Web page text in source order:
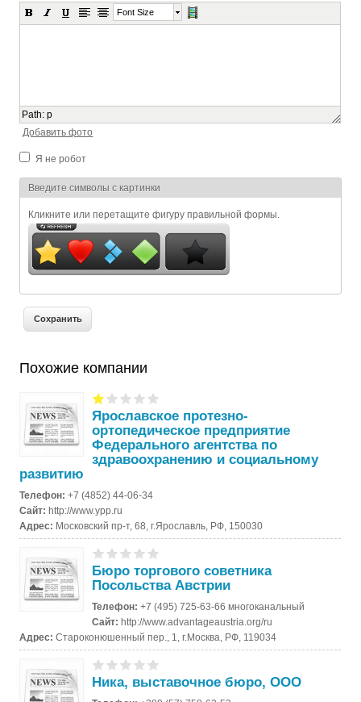
Font Size
Path:p
Добавить фото
Я не робот
Я спамер
Введите символы с картинки
Кликните или перетащите фигуру правильной формы.
Похожие компании
Ярославское протезно-
ортопедическое предприятие
Федерального агентства по
здравоохранению и социальному
развитию
Телефон:+7 (4852) 44-06-34
Сайт:http://www.ypp.ru
Адрес: Московский пр-т, 68, г.Ярославль, РФ, 150030
Бюро торгового советника
Посольства Австрии
Телефон:+7 (495) 725-63-66 многоканальный
Сайт:http://www.advantageaustria.org/ru
Адрес:Староконюшенный пер., 1, г.Москва, РФ, 119034
Ника, выставочное бюро, ООО